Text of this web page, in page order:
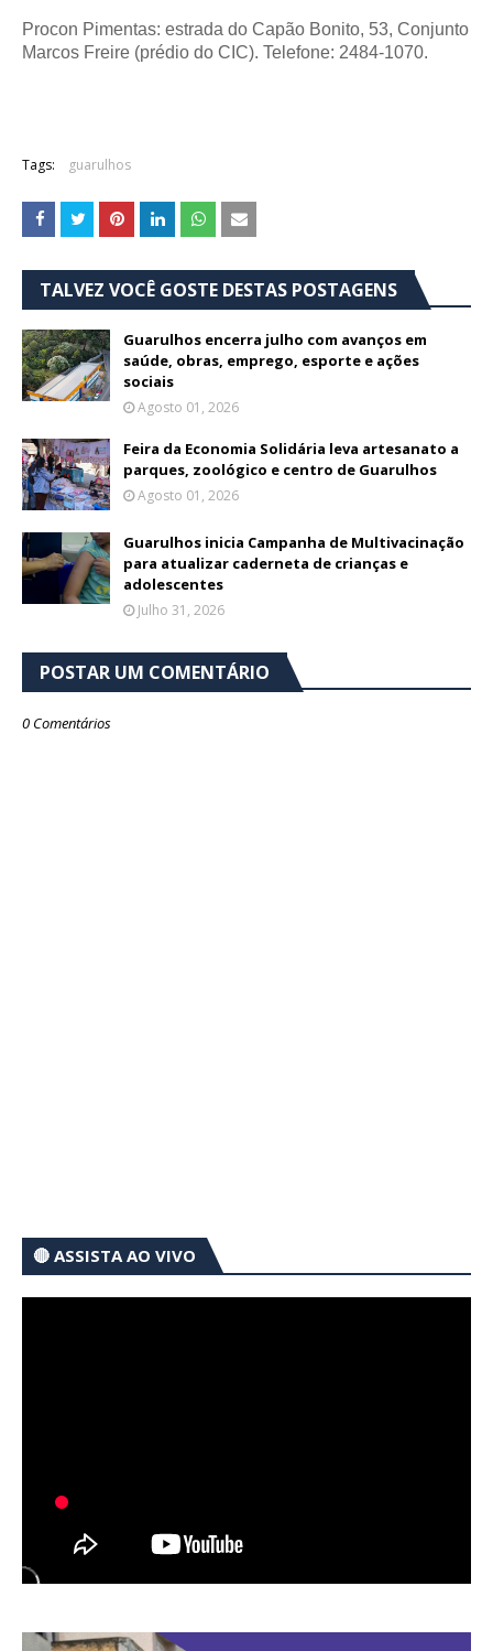
Procon Pimentas: estrada do Capão Bonito, 53, Conjunto
Marcos Freire (prédio do CIC). Telefone: 2484-1070.
Tags: guarulhos
TALVEZ VOCÊ GOSTE DESTAS POSTAGENS
Guarulhos encerra julho com avanços em
saúde, obras, emprego, esporte e ações
sociais
Agosto 01, 2026
Feira da Economia Solidária leva artesanato a
parques, zoológico e centro de Guarulhos
Agosto 01, 2026
Guarulhos inicia Campanha de Multivacinação
para atualizar caderneta de crianças e
adolescentes
Julho 31, 2026
POSTAR UM COMENTÁRIO
0 Comentários
🔴 ASSISTA AO VIVO